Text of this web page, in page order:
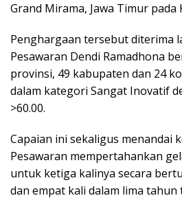
Grand Mirama, Jawa Timur pada
Penghargaan tersebut diterima
Pesawaran Dendi Ramadhona
provinsi, 49 kabupaten dan 24
dalam kategori Sangat Inovatif
>60.00.
Capaian ini sekaligus menandai
Pesawaran mempertahankan
untuk ketiga kalinya secara
dan empat kali dalam lima tahun